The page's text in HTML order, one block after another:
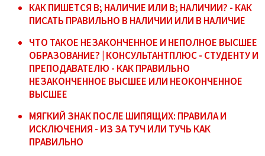
КАК ПИШЕТСЯ В; НАЛИЧИЕ ИЛИ В; НАЛИЧИИ? - КАК
ПИСАТЬ ПРАВИЛЬНО В НАЛИЧИИ ИЛИ В НАЛИЧИЕ
ЧТО ТАКОЕ НЕЗАКОНЧЕННОЕ И НЕПОЛНОЕ ВЫСШЕЕ
ОБРАЗОВАНИЕ? | КОНСУЛЬТАНТПЛЮС - СТУДЕНТУ И
ПРЕПОДАВАТЕЛЮ - КАК ПРАВИЛЬНО
НЕЗАКОНЧЕННОЕ ВЫСШЕЕ ИЛИ НЕОКОНЧЕННОЕ
ВЫСШЕЕ
МЯГКИЙ ЗНАК ПОСЛЕ ШИПЯЩИХ: ПРАВИЛА И
ИСКЛЮЧЕНИЯ - ИЗ ЗА ТУЧ ИЛИ ТУЧЬ КАК
ПРАВИЛЬНО